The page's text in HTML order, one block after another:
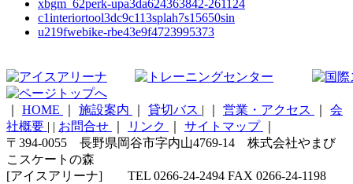
xbgm_62perk-upa3da624363842-261124
c1interiortool3dc9c113splah7s15650sin
u219fwebike-rbe43e9f4723995373
HOME 施設案内 貸切バス | 営業・アクセス
会
社概要 | | お問合せ リンク サイトマップ
〒394-0055 長野県岡谷市字内山4769-14 株式会社やまび
こスケートの森
[アイスアリーナ] TEL 0266-24-2494 FAX 0266-24-1198